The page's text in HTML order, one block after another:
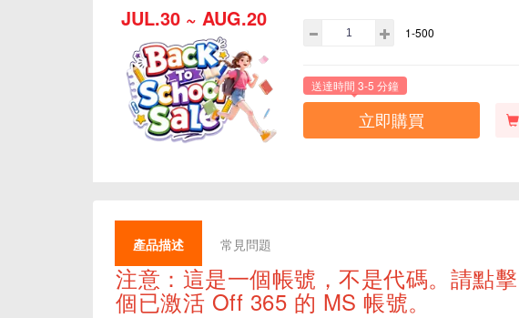
JUL.30 ~ AUG.20
1-500
送達時間 3-5 分鐘
立即購買
產品描述 常見問題
注意：這是一個帳號，不是代碼。請點擊
個已激活 Off 365 的 MS 帳號。